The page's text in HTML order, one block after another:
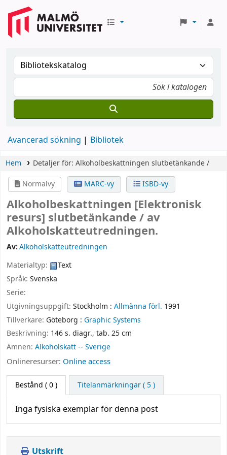
Avancerad sökning Bibliotek
Hem Detaljer för: Alkoholbeskattningen slutbetänkande /
Normalvy
MARC-vy ISBD-vy
Alkoholbeskattningen [Elektronisk
resurs] slutbetänkande / av
Alkoholskatteutredningen.
Av:Alkoholskatteutredningen
Materialtyp:
Text
Språk: Svenska
Serie:
Utgivningsuppgift: Stockholm : Allmänna förl. 1991
Tillverkare: Göteborg : Graphic Systems
Beskrivning: 146 s. diagr., tab. 25 cm
Ämnen: Alkoholskatt -- Sverige
Onlineresurser: Online access
Bestånd ( 0 ) Titelanmärkningar ( 5 )
Inga fysiska exemplar för denna post
Utskrift